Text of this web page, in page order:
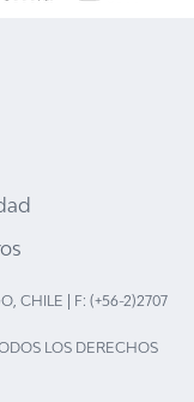
CHILE | F: (+56-2)2707
LOS DERECHOS